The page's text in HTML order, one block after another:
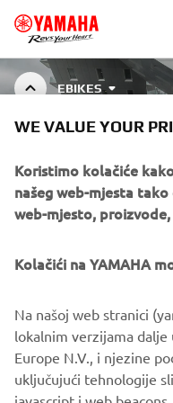
EBIKES
EBIKE
MORE YAMAHA
WE VALUE YOUR
Koristimo kolačiće
našeg web-mjesta
web-mjesto,
Kolačići na YAMAHA
Na našoj web stranici
lokalnim verzijama
Europe N.V., i njezine
uključujući tehnologije